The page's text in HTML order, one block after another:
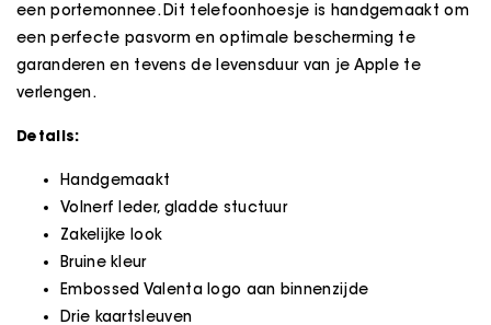
een portemonnee. Dit telefoonhoesje is handgemaakt om
een perfecte pasvorm en optimale bescherming te
garanderen en tevens de levensduur van je Apple te
verlengen.
Details:
Handgemaakt
Volnerf leder, gladde stuctuur
Zakelijke look
Bruine kleur
Embossed Valenta logo aan binnenzijde
Drie kaartsleuven